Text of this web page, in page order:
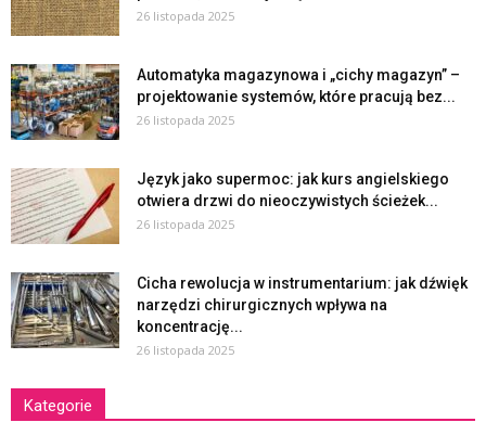
26 listopada 2025
Automatyka magazynowa i „cichy magazyn” –
projektowanie systemów, które pracują bez...
26 listopada 2025
Język jako supermoc: jak kurs angielskiego
otwiera drzwi do nieoczywistych ścieżek...
26 listopada 2025
Cicha rewolucja w instrumentarium: jak dźwięk
narzędzi chirurgicznych wpływa na
koncentrację...
26 listopada 2025
Kategorie